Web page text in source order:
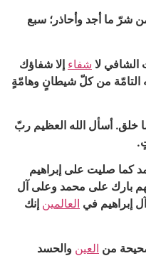
من شرّ ما أجد وأحاذر؛ سبع
لا شفاء إلا شفاؤك
التامّة من كلّ شيطانٍ وهامّةٍ
خلق. أسأل الله العظيم ربّ
كما صليت على إبراهيم
بارك على محمد وعلى آل
إبراهيم في العالمين إنك
من العين والحسد